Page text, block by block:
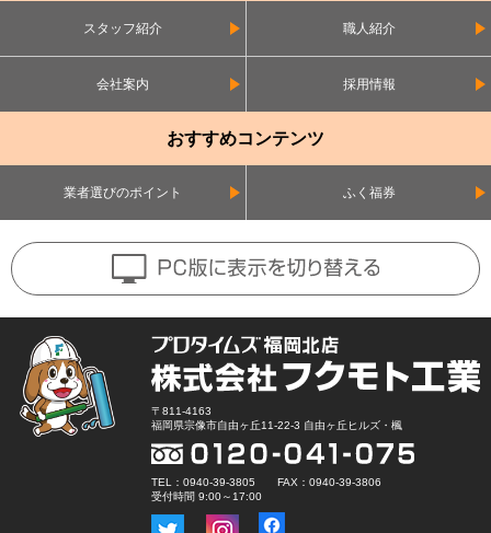
スタッフ紹介 職人紹介
会社案内 採用情報
おすすめコンテンツ
業者選びのポイント ふく福券
〒811-4163
福岡県宗像市自由ヶ丘11-22-3 自由ヶ丘ヒルズ・楓
TEL：0940-39-3805 FAX：0940-39-3806
受付時間 9:00～17:00